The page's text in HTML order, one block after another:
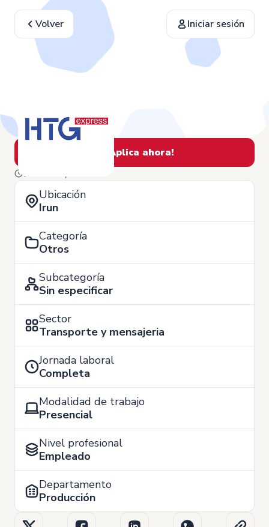
Volver Iniciar sesión
¡Aplica ahora!
19 de Mayo
Ubicación
Irun
Categoría
Otros
Subcategoría
Sin especificar
Sector
Transporte y mensajeria
Jornada laboral
Completa
Modalidad de trabajo
Presencial
Nivel profesional
Empleado
Departamento
Producción